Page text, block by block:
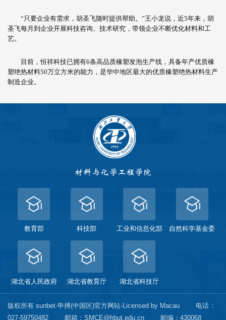
“只要企业有需求，胡圣飞随时提供帮助。”王小龙说，近5年来，胡
圣飞每月到企业开展科技咨询、技术研究，带领企业不断优化材料和工
艺。
目前，恒祥科技已拥有6条高品质橡塑发泡生产线，具备年产优质橡
塑绝热材料50万立方米的能力，是华中地区最大的优质橡塑绝热材料生产
制造企业。
教育部 科技部 工业和信息化部 自然科学基金委
湖北省人民政府 湖北省教育厅 湖北省科技厅
版权所有 sunbet·申搏(中国区)官方网站-Licensed by Macau
电话：
027-59750482
邮箱：SMCE@hbut.edu.cn 邮编：430068